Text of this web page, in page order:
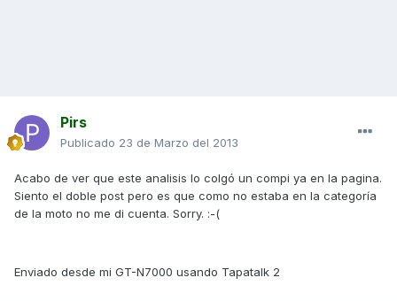
Pirs
Publicado 23 de Marzo del 2013
Acabo de ver que este analisis lo colgó un compi ya en la pagina.
Siento el doble post pero es que como no estaba en la categoría
de la moto no me di cuenta. Sorry. :-(
Enviado desde mi GT-N7000 usando Tapatalk 2